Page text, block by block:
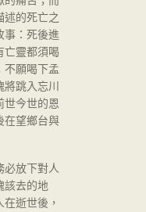
述的死亡之
事：死後進
亡靈都須喝
不願喝下孟
跳入忘川
世今世的恩
在望鄉台與
必放下對人
該去的地
逝世後，